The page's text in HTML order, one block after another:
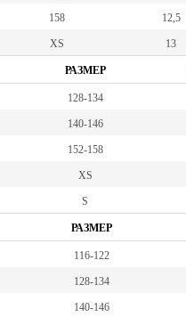
158 12,5
XS 13
РАЗМЕР
128-134
140-146
152-158
XS
S
РАЗМЕР
116-122
128-134
140-146